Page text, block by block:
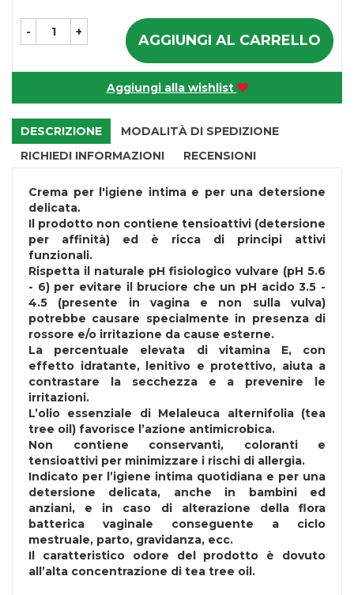
- + AGGIUNGI AL CARRELLO
Aggiungi alla wishlist
DESCRIZIONE
MODALITÀ DI SPEDIZIONE
RICHIEDI INFORMAZIONI
RECENSIONI
Crema per l'igiene intima e per una detersione
delicata.
Il prodotto non contiene tensioattivi (detersione
per affinità) ed è ricca di principi attivi
funzionali.
Rispetta il naturale pH fisiologico vulvare (pH 5.6
- 6) per evitare il bruciore che un pH acido 3.5 -
4.5 (presente in vagina e non sulla vulva)
potrebbe causare specialmente in presenza di
rossore e/o irritazione da cause esterne.
La percentuale elevata di vitamina E, con
effetto idratante, lenitivo e protettivo, aiuta a
contrastare la secchezza e a prevenire le
irritazioni.
L’olio essenziale di Melaleuca alternifolia (tea
tree oil) favorisce l’azione antimicrobica.
Non contiene conservanti, coloranti e
tensioattivi per minimizzare i rischi di allergia.
Indicato per l’igiene intima quotidiana e per una
detersione delicata, anche in bambini ed
anziani, e in caso di alterazione della flora
batterica vaginale conseguente a ciclo
mestruale, parto, gravidanza, ecc.
Il caratteristico odore del prodotto è dovuto
all’alta concentrazione di tea tree oil.